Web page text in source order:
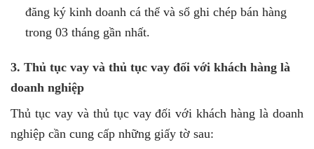
đăng ký kinh doanh cá thể và sổ ghi chép bán hàng
trong 03 tháng gần nhất.
3. Thủ tục vay và thủ tục vay đối với khách hàng là
doanh nghiệp
Thủ tục vay và thủ tục vay đối với khách hàng là doanh
nghiệp cần cung cấp những giấy tờ sau: